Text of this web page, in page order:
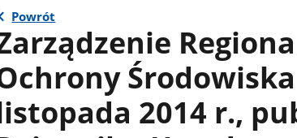
Powrót
2014 r.,